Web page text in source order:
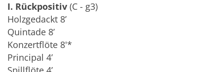
I. Rückpositiv (C - g3)
Holzgedackt 8’
Quintade 8’
Konzertflöte 8'*
Principal 4’